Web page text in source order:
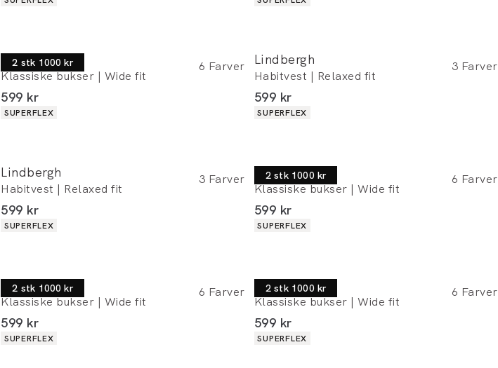
2 stk 1000 kr
Lindbergh
Klassiske bukser | Wide fit
6 Farver
I alt (inkl. rabat)
599 kr
Produkt egenskaber
SUPERFLEX
Lindbergh
Habitvest | Relaxed fit
3 Farver
I alt (inkl. rabat)
599 kr
Produkt egenskaber
SUPERFLEX
Lindbergh
Habitvest | Relaxed fit
3 Farver
I alt (inkl. rabat)
599 kr
Produkt egenskaber
SUPERFLEX
2 stk 1000 kr
Lindbergh
Klassiske bukser | Wide fit
6 Farver
I alt (inkl. rabat)
599 kr
Produkt egenskaber
SUPERFLEX
2 stk 1000 kr
Lindbergh
Klassiske bukser | Wide fit
6 Farver
I alt (inkl. rabat)
599 kr
Produkt egenskaber
SUPERFLEX
2 stk 1000 kr
Lindbergh
Klassiske bukser | Wide fit
6 Farver
I alt (inkl. rabat)
599 kr
Produkt egenskaber
SUPERFLEX